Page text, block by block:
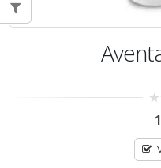
out
5